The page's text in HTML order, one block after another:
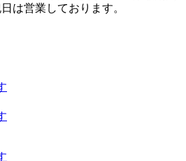
は営業しております。